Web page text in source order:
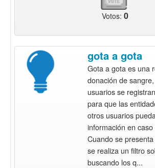
Votos: 0
gota a gota
Gota a gota es una
donación de
usuarios se
para que las
otros usuarios
información en
Cuando se
se realiza un filtro
buscando los q...